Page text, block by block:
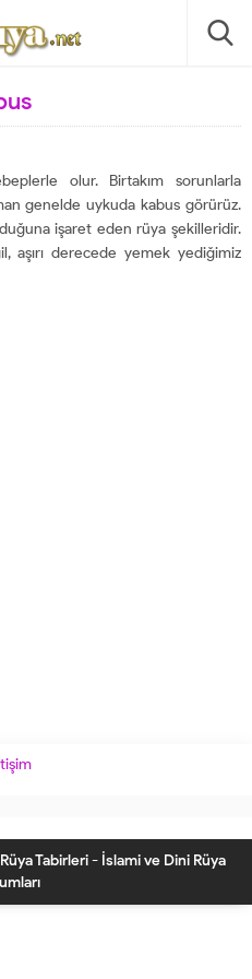
olur. Birtakım sorunlarla
genelde uykuda kabus görürüz.
işaret eden rüya şekilleridir.
aşırı derecede yemek yediğimiz
Tabirleri - İslami ve Dini Rüya